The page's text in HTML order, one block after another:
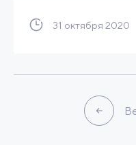
31 октября 2020